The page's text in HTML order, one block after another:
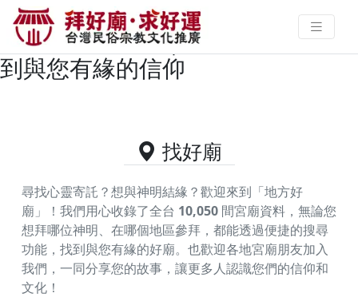
澎湖縣馬公市主神為廣澤尊王/郭聖
王公的好廟資料｜拜好廟求好運 找
到與您有緣的信仰
找好廟
尋找心靈寄託？想與神明結緣？歡迎來到「地方好
廟」！我們用心收錄了全台 10,050 間宮廟資料，無論您
想拜哪位神明、在哪個地區參拜，都能透過便捷的搜尋
功能，找到與您有緣的好廟。 也歡迎各地宮廟朋友加入
我們，一同分享您的故事，讓更多人認識您們的信仰和
文化！